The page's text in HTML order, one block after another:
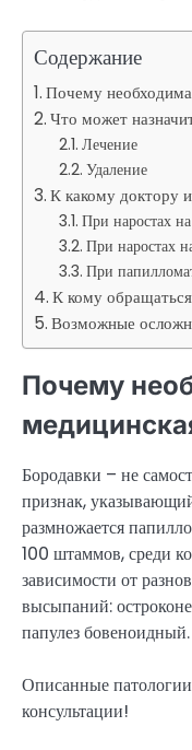
Содержание
Почему необходима
Что может
Лечение
Удаление
К какому доктору
При наростах
При наростах
При
К кому
Возможные
Почему
Бородавки – не
признак,
размножается
100 штаммов, среди
зависимости от
высыпаний:
папулез бовеноидный.
Описанные
консультации!